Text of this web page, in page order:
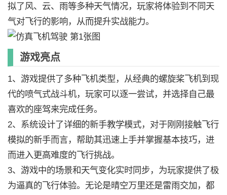
拟了风、云、雨等多种天气情况，玩家将体验到不同天
气对飞行的影响，从而提升实战能力。
游戏亮点
1、游戏提供了多种飞机类型，从经典的螺旋桨飞机到现
代的喷气式战斗机，玩家可以逐一尝试，并选择自己最
喜欢的座驾来完成任务。
2、系统设计了详细的新手教学模式，对于刚刚接触飞行
模拟的新手而言，帮助其迅速上手并掌握基本技巧，进
而进入更高难度的飞行挑战。
3、游戏中的场景和天气变化实时同步，为玩家提供了极
为逼真的飞行体验。无论是晴空万里还是雷雨交加，都